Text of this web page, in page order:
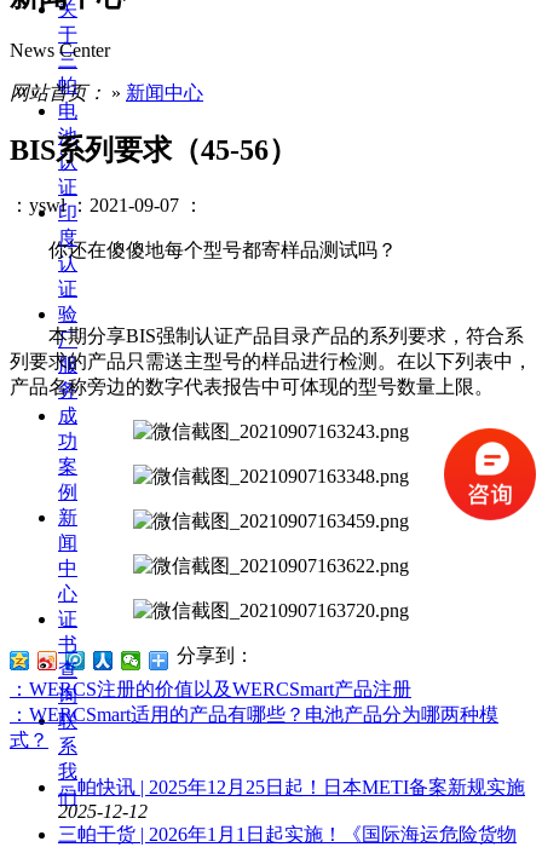
关
于
三
帕
电
池
认
证
印
度
认
证
验
厂
服
务
成
功
案
例
新
闻
中
心
证
书
查
询
联
系
我
们
News Center
网站首页： » 新闻中心
BIS系列要求（45-56）
：yswl ：2021-09-07 ：
你还在傻傻地每个型号都寄样品测试吗？
本期分享BIS强制认证产品目录产品的系列要求，符合系
列要求的产品只需送主型号的样品进行检测。在以下列表中，
产品名称旁边的数字代表报告中可体现的型号数量上限。
分享到：
：WERCS注册的价值以及WERCSmart产品注册
：WERCSmart适用的产品有哪些？电池产品分为哪两种模
式？
三帕快讯 | 2025年12月25日起！日本METI备案新规实施
2025-12-12
三帕干货 | 2026年1月1日起实施！《国际海运危险货物